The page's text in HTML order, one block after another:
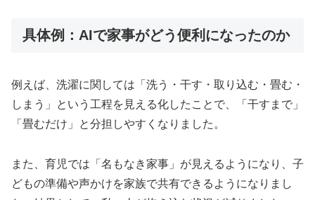
具体例：AIで家事がどう便利になったのか
例えば、洗濯に関しては「洗う・干す・取り込む・畳む・
しまう」という工程を見える化したことで、「干すまで」
「畳むだけ」と分担しやすくなりました。
また、育児では「名もなき家事」が見えるようになり、子
どもの準備や声かけを家族で共有できるようになりまし